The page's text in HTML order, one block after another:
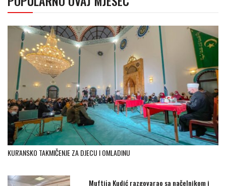
KUR'ANSKO TAKMIČENJE ZA DJECU I OMLADINU
Muftija Kudić razgovarao sa načelnikom i